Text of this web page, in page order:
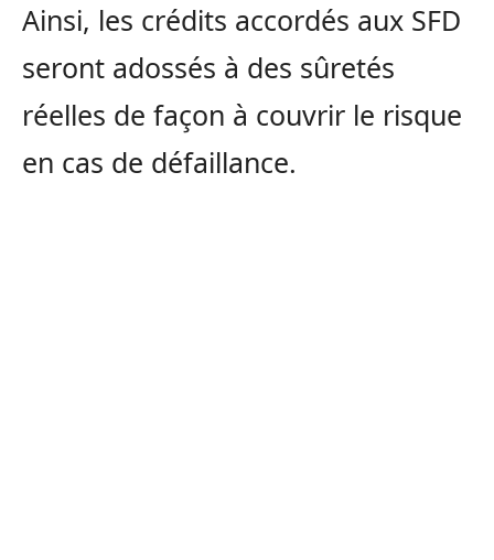
Ainsi, les crédits accordés aux SFD
seront adossés à des sûretés
réelles de façon à couvrir le risque
en cas de défaillance.